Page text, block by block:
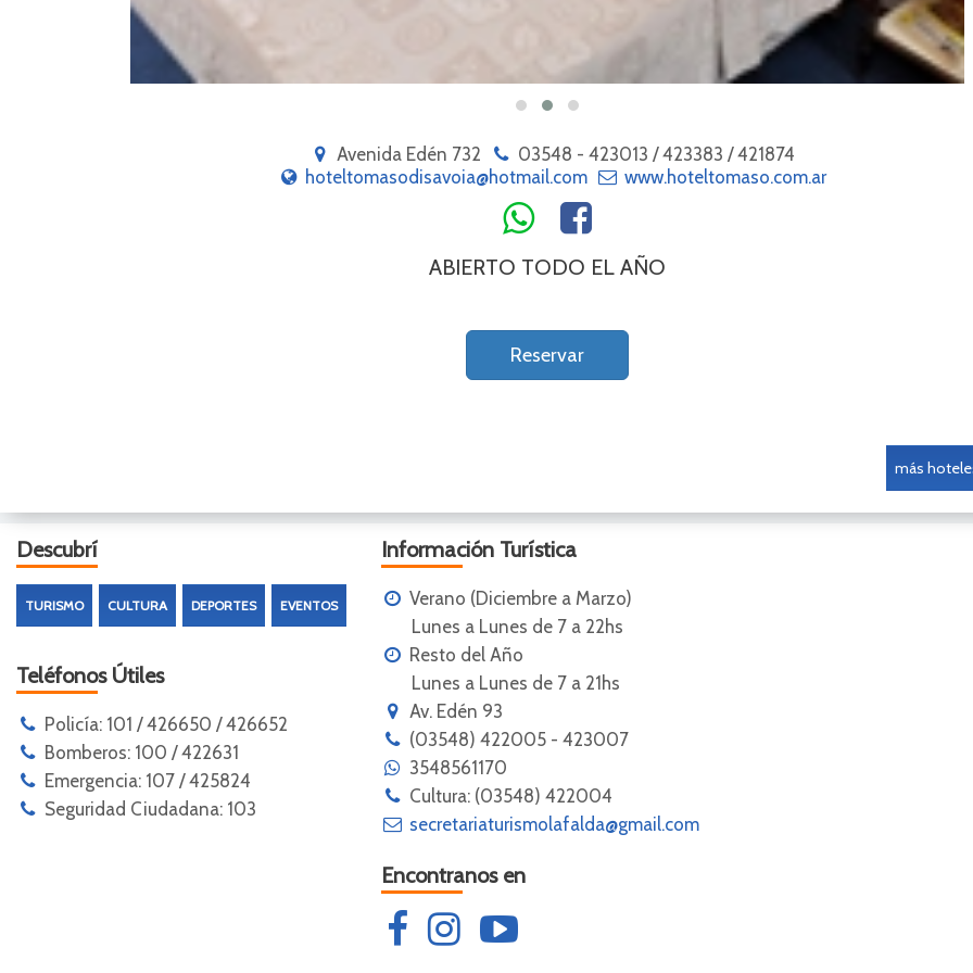
Avenida Edén 732
03548 - 423013 / 423383 / 421874
hoteltomasodisavoia@hotmail.com
www.hoteltomaso.com.ar
ABIERTO TODO EL AÑO
Reservar
más
LA FALDA CONVIENE
CONSULTA COMERCIOS
ADHERIDOS CON SUS
LA FALDA
CONSULTA
ADHERIDOS
Descubrí
TURISMO CULTURA DEPORTES EVENTOS
Teléfonos Útiles
Policía: 101 / 426650 / 426652
Bomberos: 100 / 422631
Emergencia: 107 / 425824
Seguridad Ciudadana: 103
Información Turística
Verano (Diciembre a Marzo)
Lunes a Lunes de 7 a 22hs
Resto del Año
Lunes a Lunes de 7 a 21hs
Av. Edén 93
(03548) 422005 - 423007
3548561170
Cultura: (03548) 422004
secretariaturismolafalda@gmail.com
Encontranos en